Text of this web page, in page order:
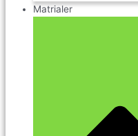
Matrialer